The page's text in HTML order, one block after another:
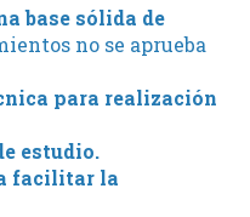
base sólida de
no se aprueba
para realización
estudio.
facilitar la